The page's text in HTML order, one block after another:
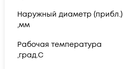
Наружный диаметр (прибл.)
,мм
Рабочая температура
,град.C